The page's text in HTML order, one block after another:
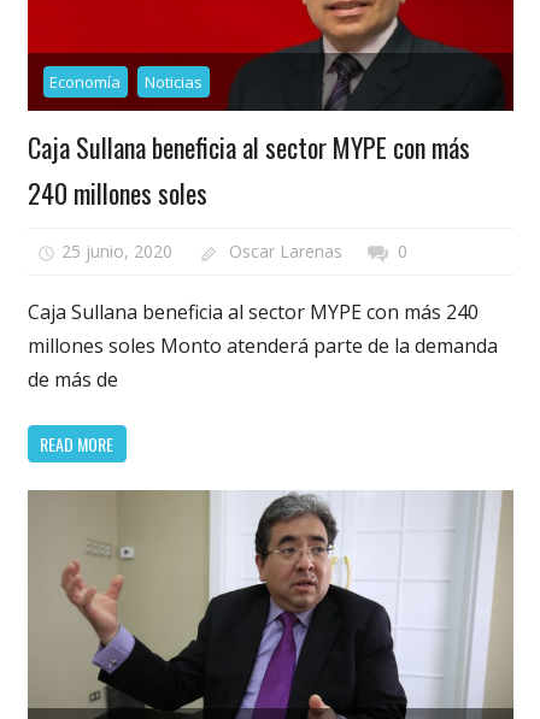
Economía Noticias
Caja Sullana beneficia al sector MYPE con más
240 millones soles
25 junio, 2020 Oscar Larenas 0
Caja Sullana beneficia al sector MYPE con más 240
millones soles Monto atenderá parte de la demanda
de más de
READ MORE